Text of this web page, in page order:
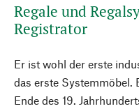
Regale und
Registrator
Er ist wohl der erste
das erste Systemmöbel.
Ende des 19.